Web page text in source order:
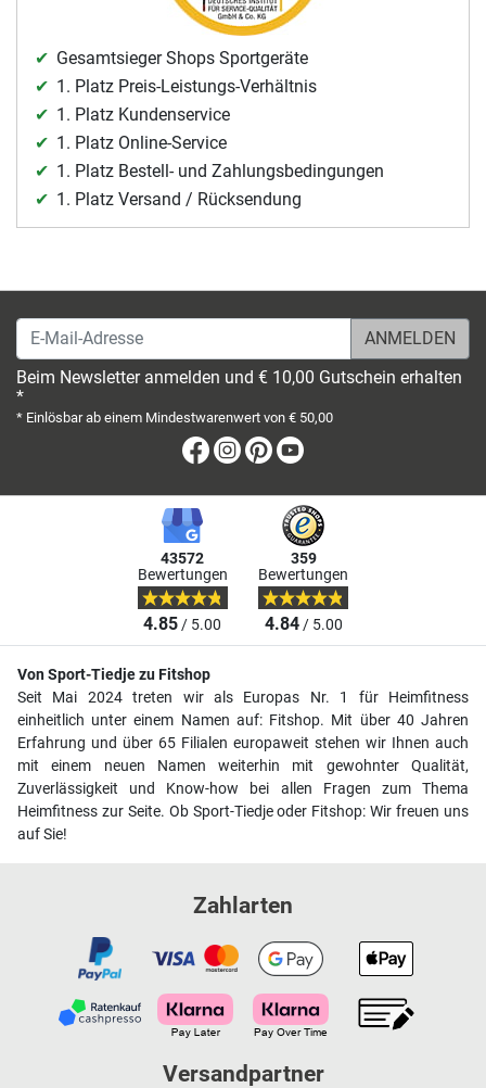
Gesamtsieger Shops Sportgeräte
1. Platz Preis-Leistungs-Verhältnis
1. Platz Kundenservice
1. Platz Online-Service
1. Platz Bestell- und Zahlungsbedingungen
1. Platz Versand / Rücksendung
E-Mail-Adresse
Beim Newsletter anmelden und € 10,00 Gutschein erhalten
*
* Einlösbar ab einem Mindestwarenwert von € 50,00
Facebook
Instagram
Pinterest
43572
Bewertungen
4.85/ 5.00
359
Bewertungen
4.84/ 5.00
Von Sport-Tiedje zu Fitshop
Seit Mai 2024 treten wir als Europas Nr. 1 für Heimfitness
einheitlich unter einem Namen auf: Fitshop. Mit über 40 Jahren
Erfahrung und über 65 Filialen europaweit stehen wir Ihnen auch
mit einem neuen Namen weiterhin mit gewohnter Qualität,
Zuverlässigkeit und Know-how bei allen Fragen zum Thema
Heimfitness zur Seite. Ob Sport-Tiedje oder Fitshop: Wir freuen uns
auf Sie!
Zahlarten
Versandpartner